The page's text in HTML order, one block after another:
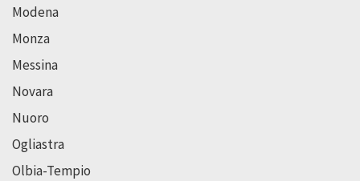
Modena
Monza
Messina
Novara
Nuoro
Ogliastra
Olbia-Tempio